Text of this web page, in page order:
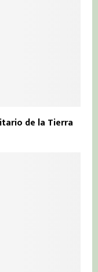
de la Tierra